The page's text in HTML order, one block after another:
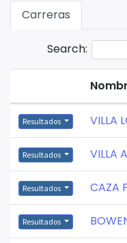
Carreras
Search:
Resultados VILLA
Resultados VILLA
Resultados CAZA
Resultados